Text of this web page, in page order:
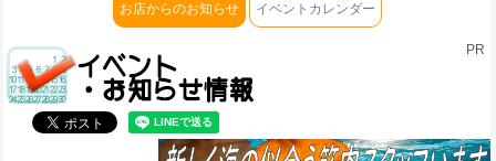
お店からのお知らせ イベントカレンダー
PR